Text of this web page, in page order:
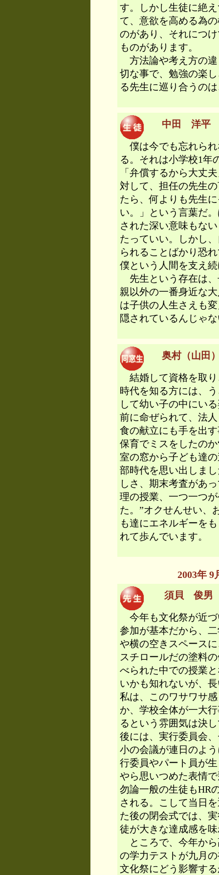
す。しかし生徒に絶
て、意欲を高める為
のがあり、それにつ
ものがあります。
方法論や考え方の違
切な事で、勉強の楽
る先生に巡り合うの
中田 洋平
僕は今でも忘れられ
る。それは小学校1年
「弁償するから大丈
対して、担任の先生
たら、何よりも先生
い。」という言葉だ
された深い意味もな
たっていい。しかし
られることばかり恐
僕という人間を支え
先生という存在は、
親以外の一番身近な
は子供の人生さえも
隠されているんじゃ
奥村（山田
結婚して資格を取り
時代を知る方には、
して幼い子の中にい
前に命ぜられて、法
食の献立にも手を出
保育でミスをしたの
室の窓から子ども達
部時代を思い出しま
しさ、期末考査があ
理の授業、一つ一つ
た。”オクせんせい、
も達にエネルギーを
れて歩んでいます。
2003年
須貝 俊男
今年も文化祭が近づ
参加が基本だから、
や横の空きスペース
スチロールだの塗料
べられた中での授業
いかも知れないが、
私は、このワサワサ
か、学校全体が一大
るという雰囲気は決
後には、実行委員会
小の会議が連日のよ
行委員やパート員が
やら思いつめた表情
勿論一般の生徒もHR
される。こして当日
た後の閉会式では、
徒が大きな達成感を
ところで、今年から
の学力テストが九月
文化祭にどう影響す